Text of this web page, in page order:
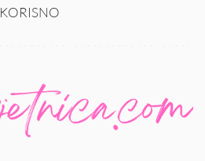
KORISNO